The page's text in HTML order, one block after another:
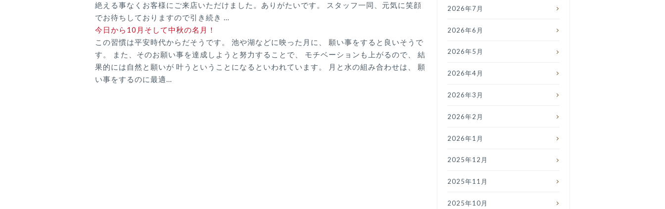
絶える事なくお客様にご来店いただけました。ありがたいです。 スタッフ一同、元気に笑顔
でお待ちしておりますので引き続き …
今日から10月そして中秋の名月！
この習慣は平安時代からだそうです。 池や湖などに映った月に、 願い事をすると良いそうで
す。 また、そのお願い事を達成しようと努力することで、 モチベーションも上がるので、 結
果的には自然と願いが 叶うということになるといわれています。 月と水の組み合わせは、 願
い事をするのに最適…
2026年7月
2026年6月
2026年5月
2026年4月
2026年3月
2026年2月
2026年1月
2025年12月
2025年11月
2025年10月